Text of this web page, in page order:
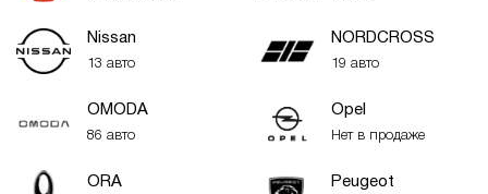
Nissan
13 авто
NORDCROSS
19 авто
OMODA
86 авто
Opel
Нет в продаже
ORA Peugeot